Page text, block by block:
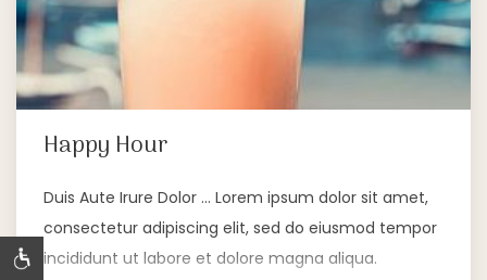
Happy Hour
Duis Aute Irure Dolor … Lorem ipsum dolor sit amet,
consectetur adipiscing elit, sed do eiusmod tempor
incididunt ut labore et dolore magna aliqua.